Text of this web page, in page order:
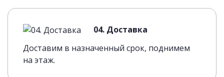
04. Доставка
Доставим в назначенный срок, поднимем
на этаж.